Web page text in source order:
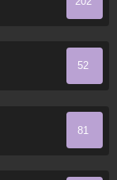
52
81